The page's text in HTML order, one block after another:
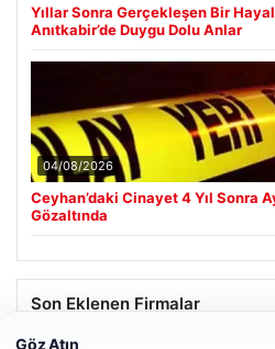
Yıllar Sonra Gerçekleşen Bir
Anıtkabir’de Duygu Dolu Anlar
04/08/2026
Ceyhan’daki Cinayet 4 Yıl Sonra
Gözaltında
Son Eklenen Firmalar
Göz Atın